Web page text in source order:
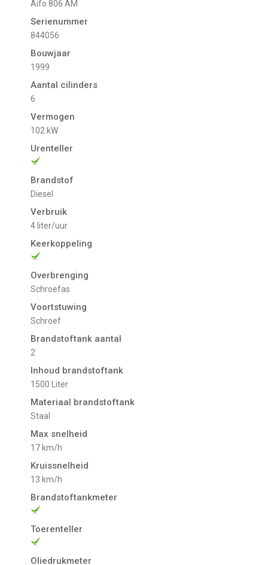
aifo 806 AM
Serienummer
844056
Bouwjaar
1999
Aantal cilinders
6
Vermogen
102 kW
Urenteller
Brandstof
Diesel
Verbruik
4 liter/uur
Keerkoppeling
Overbrenging
Schroefas
Voortstuwing
schroef
Brandstoftank aantal
2
Inhoud brandstoftank
1500 Liter
Materiaal brandstoftank
Staal
Max snelheid
17 km/h
Kruissnelheid
13 km/h
Brandstoftankmeter
Toerenteller
Oliedrukmeter